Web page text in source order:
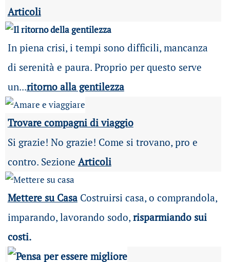
Articoli
In piena crisi, i tempi sono difficili, mancanza
di serenità e paura. Proprio per questo serve
un...ritorno alla gentilezza
Trovare compagni di viaggio
Si grazie! No grazie! Come si trovano, pro e
contro. Sezione Articoli
Mettere su Casa Costruirsi casa, o comprandola,
imparando, lavorando sodo, risparmiando sui
costi.